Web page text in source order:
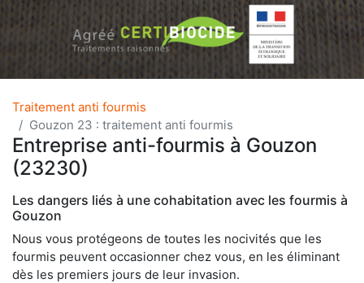
Traitement anti fourmis
Gouzon 23 : traitement anti fourmis
Entreprise anti-fourmis à Gouzon
(23230)
Les dangers liés à une cohabitation avec les fourmis à
Gouzon
Nous vous protégeons de toutes les nocivités que les
fourmis peuvent occasionner chez vous, en les éliminant
dès les premiers jours de leur invasion.